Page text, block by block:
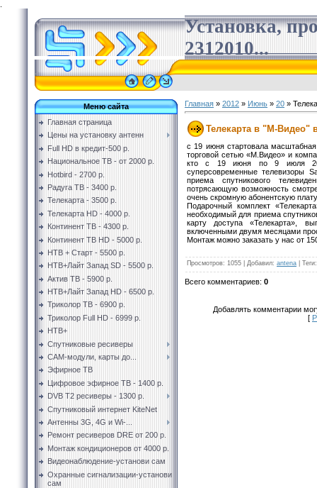
Установка,
2312010...
Меню сайта
Главная страница
Цены на установку антенн
Full HD в кредит-500 р.
Национальное ТВ - от 2000 р.
Hotbird - 2700 р.
Радуга ТВ - 3400 р.
Телекарта - 3500 р.
Телекарта HD - 4000 р.
Континент ТВ - 4300 р.
Континент ТВ HD - 5000 р.
НТВ + Старт - 5500 р.
НТВ+Лайт Запад SD - 5500 р.
Актив ТВ - 5900 р.
НТВ+Лайт Запад HD - 6500 р.
Триколор ТВ - 6900 р.
Триколор Full HD - 6999 р.
НТВ+
Спутниковые ресиверы
CAM-модули, карты до...
Эфирное ТВ
Цифровое эфирное ТВ - 1400 р.
DVB T2 ресиверы - 1300 р.
Спутниковый интернет KiteNet
Антенны 3G, 4G и Wi-...
Ремонт ресиверов DRE от 200 р.
Монтаж кондиционеров от 4000 р.
Видеонаблюдение-установи сам
Охранные сигнализации-установи
сам
Главная » 2012 » Июнь » 20 »
Телекарта в "М-Видео"
с 19 июня стартовала
торговой сетью «М.Видео» и
кто с 19 июня по 9 июля
суперсовременные телевизоры
приема спутникового
потрясающую возможность
очень скромную абонентскую
Подарочный комплект
необходимый для приема
карту доступа «Телекарта»,
включенными двумя месяцами
Монтаж можно заказать у нас от
Просмотров: 1055 Добавил: antena Теги:
Всего комментариев: 0
Добавлять комментарии
[